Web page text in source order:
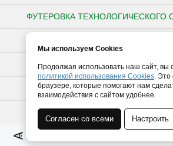
ФУТЕРОВКА ТЕХНОЛОГИЧЕСКОГО
НЕСТАНДАРТНЫЕ ИЗДЕЛИЯ ИЗ
ПОЛИПРОПИЛЕНОВЫЕ
ПОЛИЭТИЛЕНОВЫЕ
ТРУБЫ ПВХ
Мы используем Cookies
Продолжая использовать наш сайт, вы
политикой использования Cookies.
браузере, которые помогают нам
взаимодействия с сайтом удобнее.
Согласен со всеми Настроить